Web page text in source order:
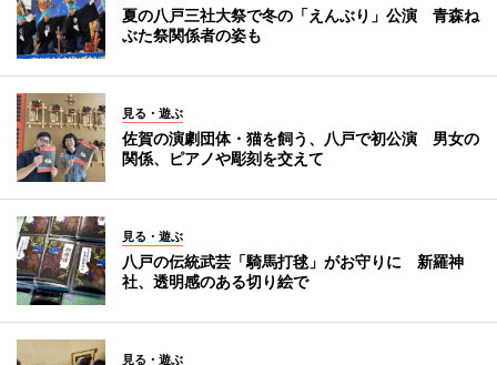
夏の八戸三社大祭で冬の「えんぶり」公演 青森ね
ぶた祭関係者の姿も
見る・遊ぶ
佐賀の演劇団体・猫を飼う、八戸で初公演 男女の
関係、ピアノや彫刻を交えて
見る・遊ぶ
八戸の伝統武芸「騎馬打毬」がお守りに 新羅神
社、透明感のある切り絵で
見る・遊ぶ